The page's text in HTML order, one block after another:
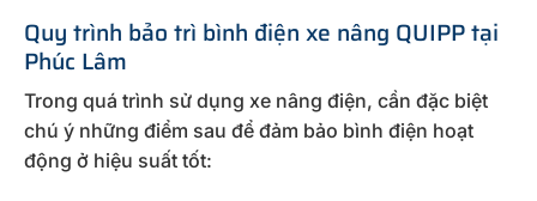
Quy trình bảo trì bình điện xe nâng QUIPPtại
Phúc Lâm
Trong quá trình sử dụng xe nâng điện, cần đặc biệt
chú ý những điểm sau để đảm bảo bình điện hoạt
động ở hiệu suất tốt: